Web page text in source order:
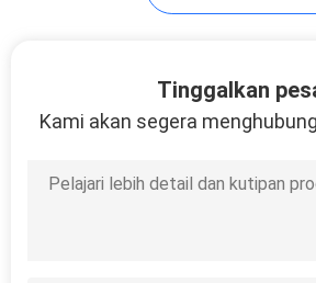
Tinggalkan
Kami akan segera